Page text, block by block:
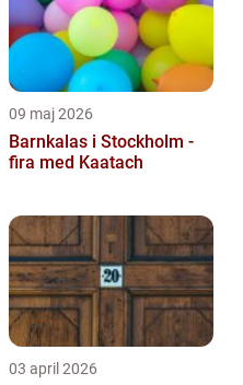
09 maj 2026
Barnkalas i Stockholm -
fira med Kaatach
03 april 2026